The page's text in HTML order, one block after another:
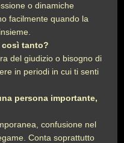
o dinamiche
facilmente quando la
così tanto?
del giudizio o bisogno di
in periodi in cui ti senti
persona importante,
confusione nel
Conta soprattutto